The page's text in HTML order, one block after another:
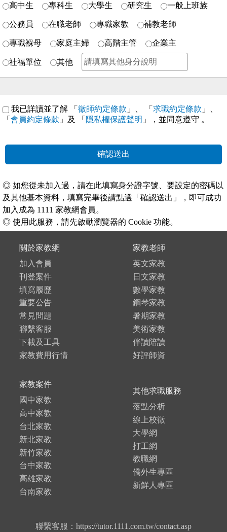
高中生 專科生 大學生 研究生 一般上班族
公務員 在職老師 專職家教 補教老師
專職褓母 家庭主婦 高階主管 企業主
社福單位 其他
我已詳讀並了解 「 徵師約定條款 」、 「 求職約定條款 」、
「 會員約定條款 」及 「 隱私權保護聲明 」，並同意遵守 。
確認送出
◎ 如您從未加入過，請在此填寫身分證字號、要設定的密碼以
及其他基本資料，填寫完畢後請點選「確認送出」，即可成功
加入成為 1111 家教網會員。
◎ 使用此服務，請先啟動瀏覽器的 Cookie 功能。
關於家教網
加入會員
刊登案件
填寫履歷
重要公告
常見問題
聯繫客服
下載及工具
家教費用行情
家教老師
英文家教
日文家教
數學家教
鋼琴家教
暑期家教
美術家教
伴讀陪讀
好評師資
家教案件
國中家教
高中家教
台北家教
新北家教
新竹家教
台中家教
高雄家教
台南家教
其他求職服務
落點分析
線上校徵
大學網
打工網
教職網
僑外生專區
新鮮人專區
聯繫客服：https://tutor.1111.com.tw/contact.asp